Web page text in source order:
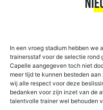
In een vroeg stadium hebben we
trainersstaf voor de selectie rond
Capelle aangegeven toch niet
meer tijd te kunnen besteden
wij alle respect voor deze
bedanken voor zijn inzet van de
talentvolle trainer wel behouden